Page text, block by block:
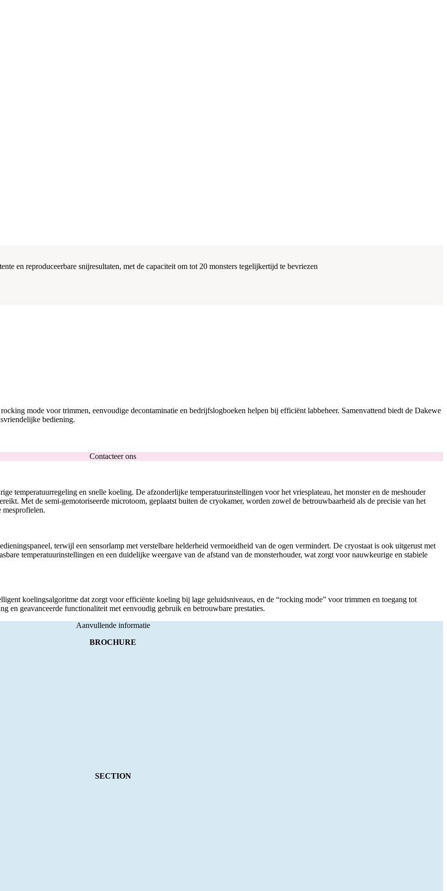
en reproduceerbare snijresultaten, met de capaciteit om tot 20 monsters tegelijkertijd te bevriezen
mode voor trimmen, eenvoudige decontaminatie en bedrijfslogboeken helpen bij efficiënt labbeheer. Samenvattend biedt de Dakewe
bediening.
Contacteer ons
temperatuurregeling en snelle koeling. De afzonderlijke temperatuurinstellingen voor het vriesplateau, het monster en de meshouder
Met de semi-gemotoriseerde microtoom, geplaatst buiten de cryokamer, worden zowel de betrouwbaarheid als de precisie van het
mesprofielen.
terwijl een sensorlamp met verstelbare helderheid vermoeidheid van de ogen vermindert. De cryostaat is ook uitgerust met
temperatuurinstellingen en een duidelijke weergave van de afstand van de monsterhouder, wat zorgt voor nauwkeurige en stabiele
koelingsalgoritme dat zorgt voor efficiënte koeling bij lage geluidsniveaus, en de “rocking mode” voor trimmen en toegang tot
en geavanceerde functionaliteit met eenvoudig gebruik en betrouwbare prestaties.
Aanvullende informatie
BROCHURE
SECTION